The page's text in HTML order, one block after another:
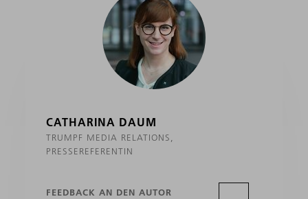
CATHARINA DAUM
TRUMPF MEDIA RELATIONS,
PRESSEREFERENTIN
FEEDBACK AN DEN AUTOR